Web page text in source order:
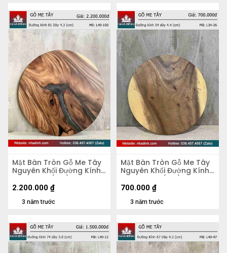
Mặt Bàn Tròn Gỗ Me Tây
Nguyên Khối Đường Kính
81 Dày 4,3 (cm)
3 năm trước
2.200.000 ₫
Mặt Bàn Tròn Gỗ Me Tây
Nguyên Khối Đường Kính
54 Dày 4.4 (cm)
3 năm trước
700.000 ₫